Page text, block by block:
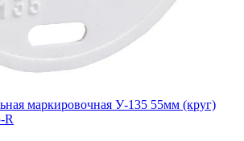
маркировочная У-135 55мм (круг)
R